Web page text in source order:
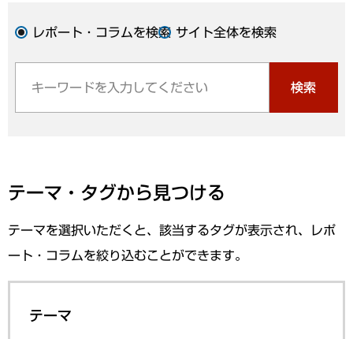
レポート・コラムを検索 サイト全体を検索
検索
テーマ・タグから見つける
テーマを選択いただくと、該当するタグが表示され、レポ
ート・コラムを絞り込むことができます。
テーマ